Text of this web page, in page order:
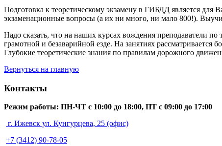
Подготовка к теоретическому экзамену в ГИБДД является для
экзаменационные вопросы (а их ни много, ни мало 800!).
Надо сказать, что на наших курсах вождения преподаватели по
грамотной и безаварийной езде. На занятиях
Глубокие теоретические знания по правилам дорожного
Вернуться на главную
Контакты
Режим работы: ПН-ЧТ с 10:00 до 18:00, ПТ с 09:00 до 17:00
г. Ижевск ул. Кунгурцева, 25 (офис)
+7 (3412) 90-78-05